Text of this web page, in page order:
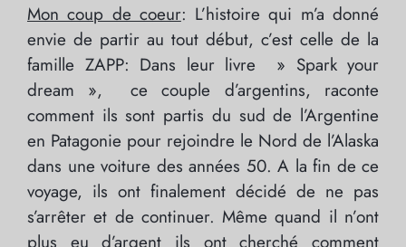
Mon coup de coeur: L’histoire qui m’a donné
envie de partir au tout début, c’est celle de la
famille ZAPP: Dans leur livre » Spark your
dream », ce couple d’argentins, raconte
comment ils sont partis du sud de l’Argentine
en Patagonie pour rejoindre le Nord de l’Alaska
dans une voiture des années 50. A la fin de ce
voyage, ils ont finalement décidé de ne pas
s’arrêter et de continuer. Même quand il n’ont
plus eu d’argent ils ont cherché comment